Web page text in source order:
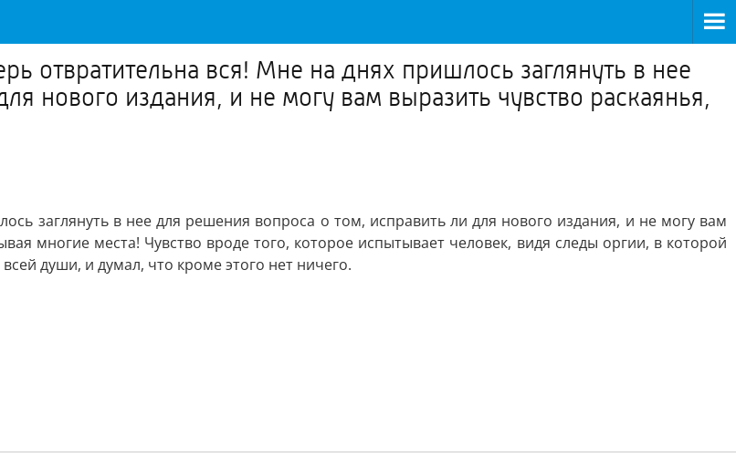
вся! Мне на днях пришлось заглянуть в нее
нового издания, и не могу вам выразить чувство раскаянья,
заглянуть в нее для решения вопроса о том, исправить ли для нового издания, и не могу вам
многие места! Чувство вроде того, которое испытывает человек, видя следы оргии, в которой
души, и думал, что кроме этого нет ничего.